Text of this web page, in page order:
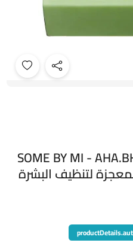
SOME BY MI -